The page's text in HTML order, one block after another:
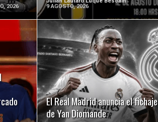
2026
9 AGOSTO, 2026
El Real Madrid anuncia el fichaje
de Yan Diomande
LEER MÁS